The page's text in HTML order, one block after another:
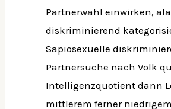
Partnerwahl einwirken,
diskriminierend
Sapiosexuelle
Partnersuche nach Volk
Intelligenzquotient dann
mittlerem ferner niedrigem